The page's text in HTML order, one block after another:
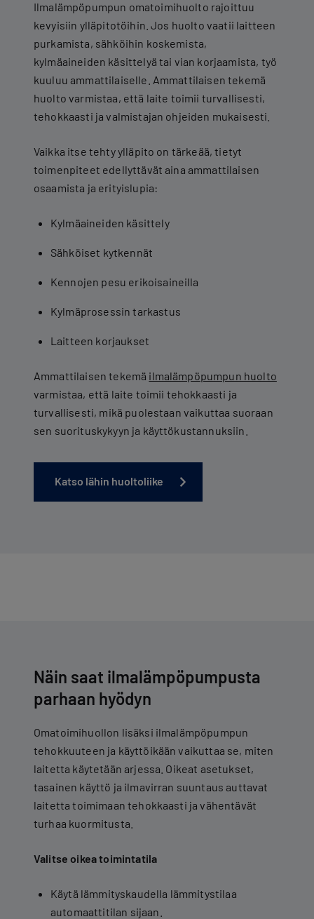
Ilmalämpöpumpun omatoimihuolto rajoittuu
kevyisiin ylläpitotöihin. Jos huolto vaatii laitteen
purkamista, sähköihin koskemista,
kylmäaineiden käsittelyä tai vian korjaamista, työ
kuuluu ammattilaiselle. Ammattilaisen tekemä
huolto varmistaa, että laite toimii turvallisesti,
tehokkaasti ja valmistajan ohjeiden mukaisesti.
Vaikka itse tehty ylläpito on tärkeää, tietyt
toimenpiteet edellyttävät aina ammattilaisen
osaamista ja erityislupia:
Kylmäaineiden käsittely
Sähköiset kytkennät
Kennojen pesu erikoisaineilla
Kylmäprosessin tarkastus
Laitteen korjaukset
Ammattilaisen tekemä ilmalämpöpumpun huolto
varmistaa, että laite toimii tehokkaasti ja
turvallisesti, mikä puolestaan vaikuttaa suoraan
sen suorituskykyyn ja käyttökustannuksiin.
Katso lähin huoltoliike
Näin saat ilmalämpöpumpusta
parhaan hyödyn
Omatoimihuollon lisäksi ilmalämpöpumpun
tehokkuuteen ja käyttöikään vaikuttaa se, miten
laitetta käytetään arjessa. Oikeat asetukset,
tasainen käyttö ja ilmavirran suuntaus auttavat
laitetta toimimaan tehokkaasti ja vähentävät
turhaa kuormitusta.
Valitse oikea toimintatila
Käytä lämmityskaudella lämmitystilaa
automaattitilan sijaan.